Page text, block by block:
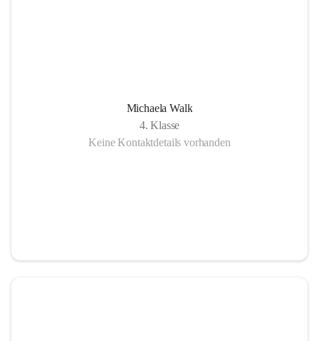
Michaela Walk
4. Klasse
Keine Kontaktdetails vorhanden